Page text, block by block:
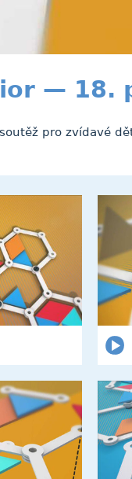
— 18.
pro zvídavé